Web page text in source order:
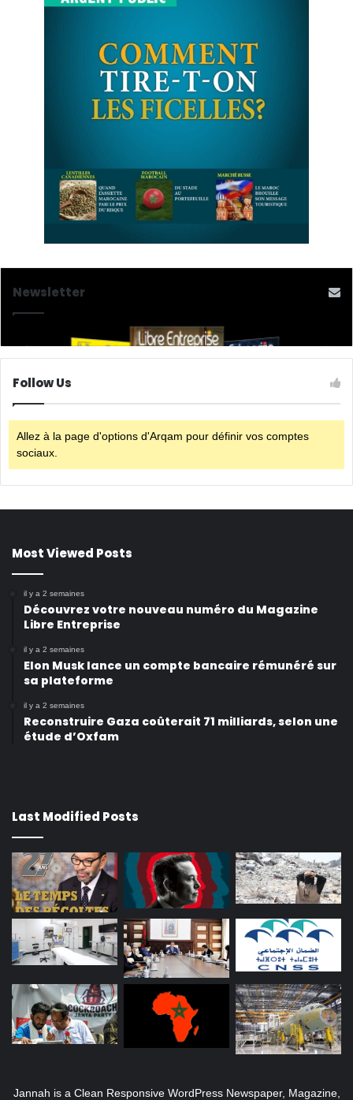
Newsletter
Follow Us
Allez à la page d'options d'Arqam pour définir vos comptes
sociaux.
Most Viewed Posts
il y a 2 semaines
Découvrez votre nouveau numéro du Magazine
Libre Entreprise
il y a 2 semaines
Elon Musk lance un compte bancaire rémunéré sur
sa plateforme
il y a 2 semaines
Reconstruire Gaza coûterait 71 milliards, selon une
étude d’Oxfam
Last Modified Posts
Jannah is a Clean Responsive WordPress Newspaper, Magazine,